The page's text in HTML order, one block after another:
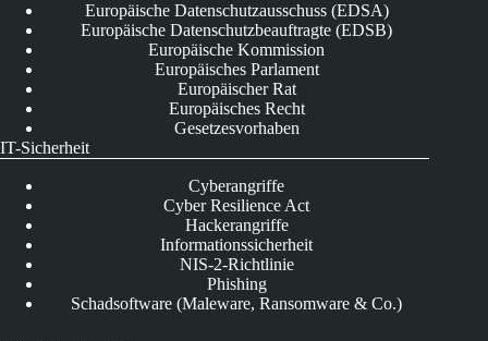
Europäische Datenschutzausschuss (EDSA)
Europäische Datenschutzbeauftragte (EDSB)
Europäische Kommission
Europäisches Parlament
Europäischer Rat
Europäisches Recht
Gesetzesvorhaben
IT-Sicherheit
Cyberangriffe
Cyber Resilience Act
Hackerangriffe
Informationssicherheit
NIS-2-Richtlinie
Phishing
Schadsoftware (Maleware, Ransomware & Co.)